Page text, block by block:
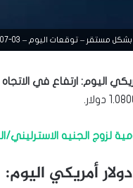
مستقر – توقعات اليوم – 03-07-2025
اليوم: ارتفاع في الاتجاه نحو
لزوج الجنيه
أمريكي اليوم: